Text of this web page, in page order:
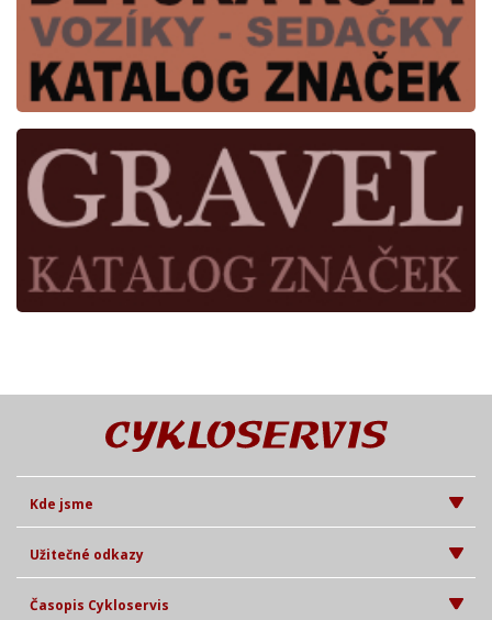
Kde jsme
Užitečné odkazy
Časopis Cykloservis